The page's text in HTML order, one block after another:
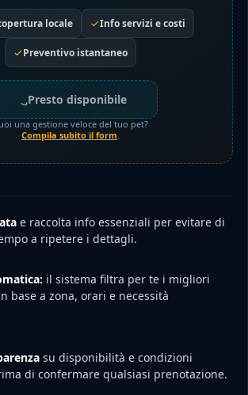
locale Info servizi e costi
Preventivo istantaneo
Presto disponibile
una gestione veloce del tuo pet?
Compila subito il form.
e raccolta info essenziali per evitare di
a ripetere i dettagli.
il sistema filtra per te i migliori
base a zona, orari e necessità
su disponibilità e condizioni
di confermare qualsiasi prenotazione.